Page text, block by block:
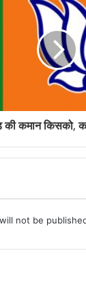
की कमान किसको,
not be